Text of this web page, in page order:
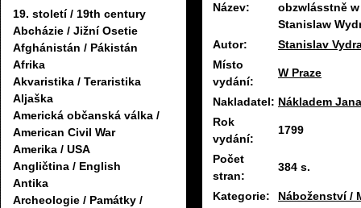
19. století / 19th century
Abcházie / Jižní Osetie
Afghánistán / Pákistán
Afrika
Akvaristika / Teraristika
Aljaška
Americká občanská válka /
American Civil War
Amerika / USA
Angličtina / English
Antika
Archeologie / Památky /
Název:
obzwlásstně
Stanislaw
Autor:
Stanislav
Místo
vydání:
W Praze
Nakladatel: Nákladem
Rok
vydání:
1799
Počet
stran:
384 s.
Kategorie:
Náboženství /